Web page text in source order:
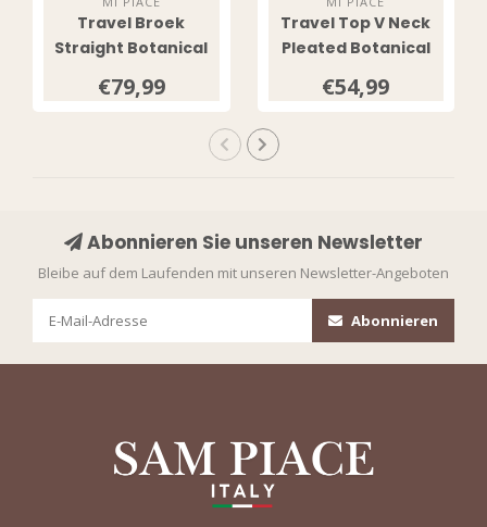
Travel Broek
Straight Botanical
Pistachio
€79,99
Travel Top V Neck
Pleated Botanical
Pistachio
€54,99
Abonnieren Sie unseren Newsletter
Bleibe auf dem Laufenden mit unseren Newsletter-Angeboten
Abonnieren